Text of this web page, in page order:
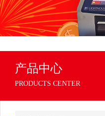
产品中心
PRODUCTS CENTER